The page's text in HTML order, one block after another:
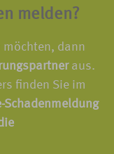
melden?
möchten, dann
aus.
finden Sie im
Schadenmeldung